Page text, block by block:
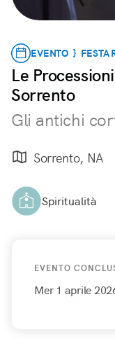
EVENTO } FESTA
Le
Sorrento
Gli antichi
Sorrento, NA
Spiritualità
EVENTO
Mer 1 aprile